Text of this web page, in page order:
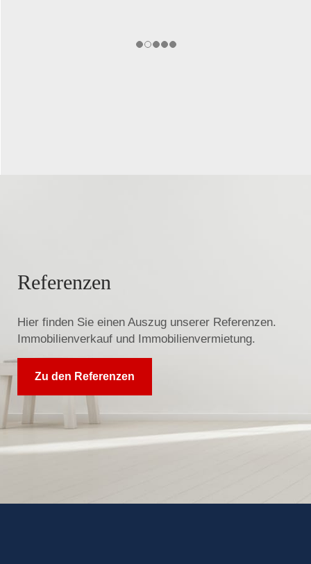
Referenzen
Hier finden Sie einen Auszug unserer Referenzen.
Immobilienverkauf und Immobilienvermietung.
Zu den Referenzen